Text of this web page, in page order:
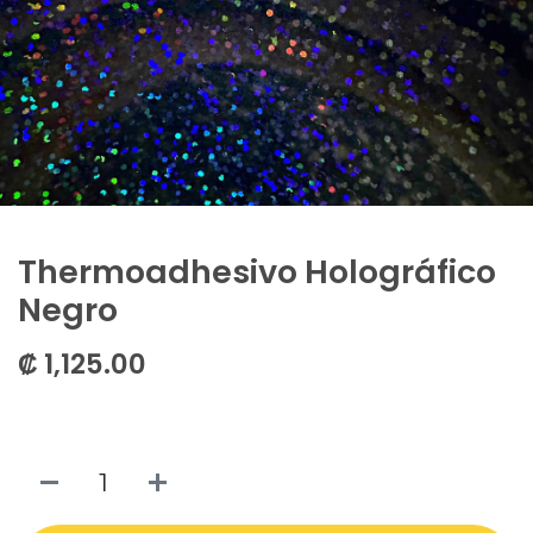
Thermoadhesivo Holográfico
Negro
₡ 1,125.00